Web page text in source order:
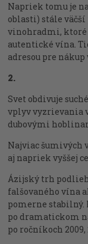
Napriek tomu je
oblasti) stále
vinohradmi, ktoré
autentické vína.
adresou pre nákup
2.
Svet obdivuje
vplyv vyzrievania
dubovými
Najviac šumivých
aj napriek vyššej
Ázijský trh
falšovaného vína
pomerne stabilný.
po dramatickom
po ročníkoch 2009,